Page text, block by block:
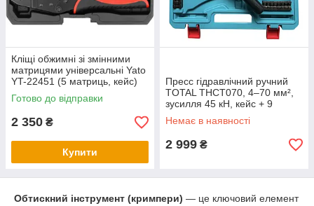
Кліщі обжимні зі змінними
матрицями універсальні Yato
YT-22451 (5 матриць, кейс)
Готово до відправки
2 350 ₴
Купити
Пресс гідравлічний ручний
TOTAL THCT070, 4–70 мм²,
зусилля 45 кН, кейс + 9
матриць
Немає в наявності
2 999 ₴
Обтискний інструмент (кримпери) — це ключовий елемент